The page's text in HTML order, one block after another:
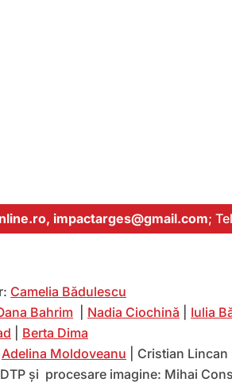
impactarges@gmail.com;
Camelia Bădulescu
Bahrim Nadia Ciochină Iulia
Berta Dima
Adelina Moldoveanu | Cristian Lincan
și procesare imagine: Mihai